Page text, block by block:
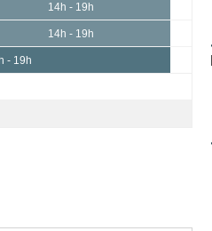
14h - 19h
14h - 19h
- 19h